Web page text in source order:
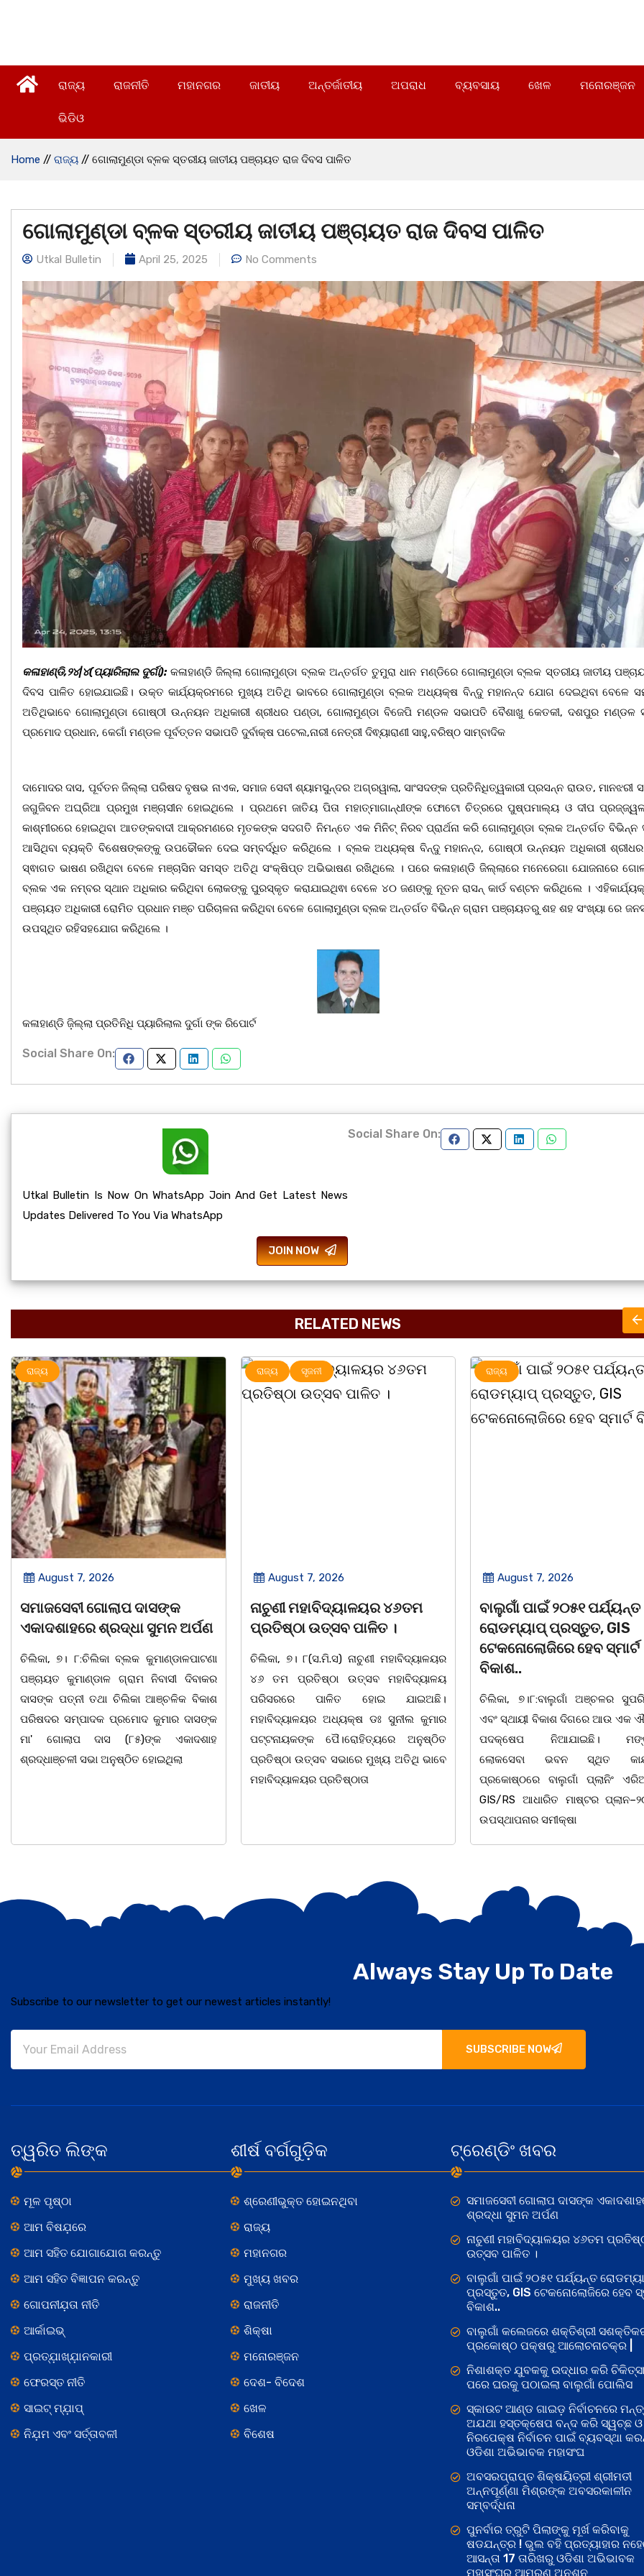
ରାଜ୍ୟ ରାଜନୀତି ମହାନଗର ଜାତୀୟ ଅନ୍ତର୍ଜାତୀୟ ଅପରାଧ ବ୍ୟବସାୟ ଖେଳ ମନୋରଞ୍ଜନ
ଭିଡିଓ
Home // ରାଜ୍ୟ // ଗୋଲାମୁଣ୍ଡା ବ୍ଳକ ସ୍ତରୀୟ ଜାତୀୟ ପଞ୍ଚାୟତ ରାଜ ଦିବସ ପାଳିତ
ଗୋଲାମୁଣ୍ଡା ବ୍ଳକ ସ୍ତରୀୟ ଜାତୀୟ ପଞ୍ଚାୟତ ରାଜ ଦିବସ ପାଳିତ
Utkal Bulletin April 25, 2025 No Comments
କଳାହାଣ୍ଡି,୨୪|୪(ପ୍ୟାରିଲାଲ ଦୁର୍ଗା): କଳାହାଣ୍ଡି ଜିଲ୍ଲା ଗୋଲାମୁଣ୍ଡା ବ୍ଲକ ଅନ୍ତର୍ଗତ ତୁମୁରା ଧାନ ମଣ୍ଡିରେ ଗୋଲାମୁଣ୍ଡା ବ୍ଲକ ସ୍ତରୀୟ ଜାତୀୟ
ଦିବସ ପାଳିତ ହୋଇଯାଇଛି। ଉକ୍ତ କାର୍ଯ୍ୟକ୍ରମରେ ମୁଖ୍ୟ ଅତିଥି ଭାବରେ ଗୋଲାମୁଣ୍ଡା ବ୍ଲକ ଅଧ୍ୟକ୍ଷ ବିନ୍ଦୁ ମହାନନ୍ଦ ଯୋଗ ଦେଇଥିବା ବେଳେ
ଅତିଥିଭାବେ ଗୋଲାମୁଣ୍ଡା ଗୋଷ୍ଠୀ ଉନ୍ନୟନ ଅଧିକାରୀ ଶ୍ରୀଧର ପଣ୍ଡା, ଗୋଲାମୁଣ୍ଡା ବିଜେପି ମଣ୍ଡଳ ସଭାପତି ବୈଶାଖୁ କେତକୀ, ଦଶପୁର ମଣ୍ଡଳ
ପ୍ରମୋଦ ପ୍ରଧାନ, କେଗାଁ ମଣ୍ଡଳ ପୂର୍ବତ୍ତନ ସଭାପତି ଦୁର୍ବାକ୍ଷ ପଟେଲ,ନାରୀ ନେତ୍ରୀ ଦିଵ୍ୟାରାଣୀ ସାହୁ,ବରିଷ୍ଠ ସାମ୍ବାଦିକ
ଦାମୋଦର ଦାସ, ପୂର୍ବତନ ଜିଲ୍ଲା ପରିଷଦ ବୃଷଭ ନାଏକ, ସମାଜ ସେବୀ ଶ୍ୟାମସୁନ୍ଦର ଅଗ୍ରୱାଲା, ସାଂସଦଙ୍କ ପ୍ରତିନିଧିତ୍ୱକାରୀ ପ୍ରସନ୍ନ ରାଉତ, ମାନଝରୀ
ଜଗୁଜିବନ ଅଘ୍ରିଆ ପ୍ରମୁଖ ମଞ୍ଚାସୀନ ହୋଇଥିଲେ । ପ୍ରଥମେ ଜାତିୟ ପିତା ମହାତ୍ମାଗାନ୍ଧୀଙ୍କ ଫୋଟୋ ଚିତ୍ରରେ ପୁଷ୍ପମାଲ୍ୟ ଓ ଦୀପ
କାଶ୍ମୀରରେ ହୋଇଥିବା ଆତଙ୍କବାଦୀ ଆକ୍ରମଣରେ ମୃତକଙ୍କ ସଦଗତି ନିମନ୍ତେ ଏକ ମିନିଟ୍ ନିରବ ପ୍ରାର୍ଥନା କରି ଗୋଲାମୁଣ୍ଡା ବ୍ଲକ ଅନ୍ତର୍ଗତ ବିଭିନ୍ନ
ଆସିଥିବା ବ୍ୟକ୍ତି ବିଶେଷଙ୍କଙ୍କୁ ଉପଢୌକନ ଦେଇ ସମ୍ବର୍ଦ୍ଧିତ କରିଥିଲେ । ବ୍ଲକ ଅଧ୍ୟକ୍ଷ ବିନ୍ଦୁ ମହାନନ୍ଦ, ଗୋଷ୍ଠୀ ଉନ୍ନୟନ ଅଧିକାରୀ ଶ୍ରୀଧର
ସ୍ଵାଗତ ଭାଷଣ ରଖିଥିବା ବେଳେ ମଞ୍ଚାସିନ ସମସ୍ତ ଅତିଥି ସଂକ୍ଷିପ୍ତ ଅଭିଭାଷଣ ରଖିଥିଲେ । ପରେ କଳାହାଣ୍ଡି ଜିଲ୍ଲାରେ ମନେରେଗା ଯୋଜନାରେ
ବ୍ଲକ ଏକ ନମ୍ବର ସ୍ଥାନ ଅଧିକାର କରିଥିବା ଲୋକଙ୍କୁ ପୁରସ୍କୃତ କରାଯାଇଥିଵା ବେଳେ ୪୦ ଜଣଙ୍କୁ ନୂତନ ରାସନ୍ କାର୍ଡ ବଣ୍ଟନ କରିଥିଲେ ।
ପଞ୍ଚାୟତ ଅଧିକାରୀ ରୋମିତ ପ୍ରଧାନ ମଞ୍ଚ ପରିଚାଳନା କରିଥିବା ବେଳେ ଗୋଲାମୁଣ୍ଡା ବ୍ଲକ ଅନ୍ତର୍ଗତ ବିଭିନ୍ନ ଗ୍ରାମ ପଞ୍ଚାୟତରୁ ଶହ ଶହ ସଂଖ୍ୟା ରେ
ଉପସ୍ଥିତ ରହିସହଯୋଗ କରିଥିଲେ ।
କଳାହାଣ୍ଡି ଜ଼ିଲ୍ଲା ପ୍ରତିନିଧି ପ୍ୟାରିଲାଲ ଦୁର୍ଗା ଙ୍କ ରିପୋର୍ଟ
Social Share On:
Utkal Bulletin Is Now On WhatsApp Join And Get Latest News
Updates Delivered To You Via WhatsApp
JOIN NOW
Social Share On:
RELATED NEWS
ରାଜ୍ୟ ସୃଜନୀ
August 7, 2026
ନାଚୁଣୀ ମହାବିଦ୍ୟାଳୟର ୪୬ତମ
ପ୍ରତିଷ୍ଠା ଉତ୍ସବ ପାଳିତ ।
ଚିଲିକା, ୭। ୮(ସ.ମି.ସ) ନାଚୁଣୀ ମହାବିଦ୍ୟାଳୟର
୪୬ ତମ ପ୍ରତିଷ୍ଠା ଉତ୍ସବ ମହାବିଦ୍ୟାଳୟ
ପରିସରରେ ପାଳିତ ହୋଇ ଯାଇଅଛି।
ମହାବିଦ୍ୟାଳୟର ଅଧ୍ୟକ୍ଷ ଡଃ ସୁନୀଲ କୁମାର
ପଟ୍ଟନାୟକଙ୍କ ପୈ।ରୋହିତ୍ୟରେ ଅନୁଷ୍ଠିତ
ପ୍ରତିଷ୍ଠା ଉତ୍ସବ ସଭାରେ ମୁଖ୍ୟ ଅତିଥି ଭାବେ
ରାଜ୍ୟ
August 7, 2026
ବାଲୁଗାଁ ପାଇଁ ୨୦୫୧ ପର୍ଯ୍ୟନ୍ତ
ରୋଡମ୍ୟାପ୍ ପ୍ରସ୍ତୁତ, GIS
ବିକାଶ..
ଚିଲିକା, ୭।୮:ବାଲୁଗାଁ ଅଞ୍ଚଳର ସୁପରିକଳ୍ପିତ
ଏବଂ ସ୍ଥାୟୀ ବିକାଶ ଦିଗରେ ଆଉ ଏକ ଐତିହାସିକ
ପଦକ୍ଷେପ ନିଆଯାଇଛି। ମଙ୍ଗଳବାର
ଲୋକସେବା ଭବନ ସ୍ଥିତ କାର୍ଯ୍ୟାଳୟ
ପ୍ରକୋଷ୍ଠରେ ବାଲୁଗାଁ ପ୍ଲାନିଂ ଏରିଆ ପାଇଁ
ରାଜ୍ୟ
August 7, 2026
ବାଲୁଗାଁ କଲେଜରେ ଶକ୍ତିଶ୍ରୀ
ସଶକ୍ତିକରଣ ପ୍ରକୋଷ୍ଠ
ଆଲୋଚନାଚକ୍ର |
ସଶକ୍ତିକରଣ ପ୍ରକୋଷ୍ଠ
ଛାତ୍ରୀମାନଙ୍କ ସୁରକ୍ଷା,
ସଶକ୍ତିକରଣ କାର୍ଯ୍ୟକ୍ରମ
ଆଲୋଚନାଚକ୍ର ଅଧ୍ୟକ୍ଷ ଡକ୍ଟର
ସୁବୁଦ୍ଧିଙ୍କ ସଭାପତିତ୍ୱରେ
ହୋଇଯାଇଛି।ଉକ୍ତ କାର୍ଯ୍ୟକ୍ରମରେ
ଅଧ୍ୟକ୍ଷ ସୁବାସ ଚନ୍ଦ୍ର
Always Stay Up To Date
Subscribe to our newsletter to get our newest articles instantly!
SUBSCRIBE NOW
ତ୍ୱରିତ ଲିଙ୍କ
ମୂଳ ପୃଷ୍ଠା
ଆମ ବିଷଯ଼ରେ
ଆମ ସହିତ ଯୋଗାଯୋଗ କରନ୍ତୁ
ଆମ ସହିତ ବିଜ୍ଞାପନ କରନ୍ତୁ
ଗୋପନୀଯ଼ତା ନୀତି
ଆର୍କାଇଭ୍
ପ୍ରତ୍ଯ଼ାଖ୍ଯ଼ାନକାରୀ
ଫେରସ୍ତ ନୀତି
ସାଇଟ୍ ମ୍ଯ଼ାପ୍
ନିଯ଼ମ ଏବଂ ସର୍ତ୍ତାବଳୀ
ଶୀର୍ଷ ବର୍ଗଗୁଡ଼ିକ
ଶ୍ରେଣୀଭୁକ୍ତ ହୋଇନଥିବା
ରାଜ୍ୟ
ମହାନଗର
ମୁଖ୍ୟ ଖବର
ରାଜନୀତି
ଶିକ୍ଷା
ମନୋରଞ୍ଜନ
ଦେଶ- ବିଦେଶ
ଖେଳ
ବିଶେଷ
ଟ୍ରେଣ୍ଡିଂ ଖବର
ସମାଜସେବୀ ଗୋଲାପ ଦାସଙ୍କ
ଶ୍ରଦ୍ଧା ସୁମନ ଅର୍ପଣ
ନାଚୁଣୀ ମହାବିଦ୍ୟାଳୟର ୪୬ତମ
ଉତ୍ସବ ପାଳିତ ।
ବାଲୁଗାଁ ପାଇଁ ୨୦୫୧ ପର୍ଯ୍ୟନ୍ତ
ପ୍ରସ୍ତୁତ, GIS ଟେକନୋଲୋଜିରେ ହେବ
ବିକାଶ..
ବାଲୁଗାଁ କଲେଜରେ ଶକ୍ତିଶ୍ରୀ
ପ୍ରକୋଷ୍ଠ ପକ୍ଷରୁ ଆଲୋଚନାଚକ୍ର |
ନିଶାଶକ୍ତ ଯୁବକକୁ ଉଦ୍ଧାର କରି ଚିକିତ୍ସା
ପରେ ଘରକୁ ପଠାଇଲା ବାଲୁଗାଁ ପୋଲିସ
ସ୍କାଉଟ ଆଣ୍ଡ ଗାଇଡ଼ ନିର୍ବାଚନରେ
ଅଯଥା ହସ୍ତକ୍ଷେପ ବନ୍ଦ କରି ସ୍ୱଚ୍ଛ ଓ
ନିରପେକ୍ଷ ନିର୍ବାଚନ ପାଇଁ ବ୍ୟବସ୍ଥା
ଓଡିଶା ଅଭିଭାବକ ମହାସଂଘ
ଅବସରପ୍ରାପ୍ତ ଶିକ୍ଷୟିତ୍ରୀ ଶ୍ରୀମତୀ
ଅନ୍ନପୂର୍ଣ୍ଣା ମିଶ୍ରଙ୍କ ଅବସରକାଳୀନ
ସମ୍ବର୍ଦ୍ଧନା
ପୁନର୍ବାର ତ୍ରୁଟି ପିଲାଙ୍କୁ ମୂର୍ଖ କରିବାକୁ
ଷଡଯନ୍ତ୍ର ! ଭୁଲ ବହି ପ୍ରତ୍ୟାହାର
ଆସନ୍ତା 17 ତାରିଖରୁ ଓଡିଶା ଅଭିଭାବକ
ମହାସଂଘର ଆମରଣ ଅନଶନ